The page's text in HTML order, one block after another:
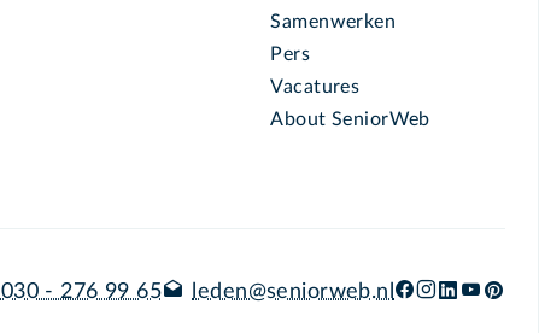
Samenwerken
Pers
Vacatures
About SeniorWeb
030 - 276 99 65 leden@seniorweb.nl